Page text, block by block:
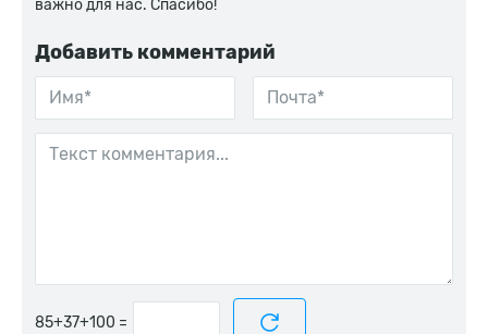
важно для нас. Спасибо!
Добавить комментарий
=